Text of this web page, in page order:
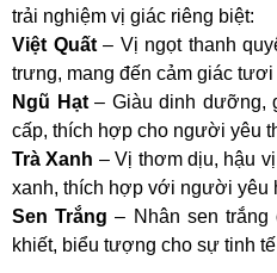
trải nghiệm vị giác riêng biệt:
Việt Quất– Vị ngọt thanh
trưng, mang đến cảm giác
Ngũ Hạt – Giàu dinh dưỡng,
cấp, thích hợp cho người yêu
Trà Xanh – Vị thơm dịu, hậu
xanh, thích hợp với người yêu
Sen Trắng– Nhân sen trắng
khiết, biểu tượng cho sự tinh